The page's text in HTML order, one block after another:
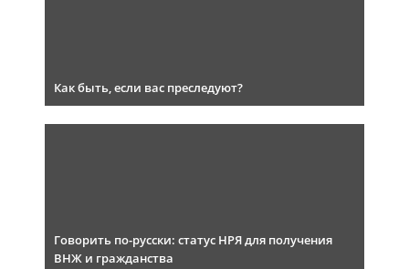
Как быть, если вас преследуют?
Говорить по-русски: статус НРЯ для получения
ВНЖ и гражданства